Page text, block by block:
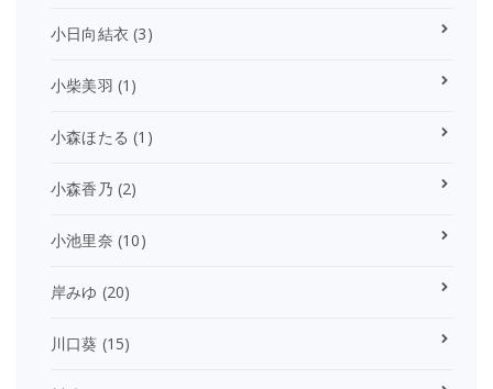
小日向結衣 (3)
小柴美羽 (1)
小森ほたる (1)
小森香乃 (2)
小池里奈 (10)
岸みゆ (20)
川口葵 (15)